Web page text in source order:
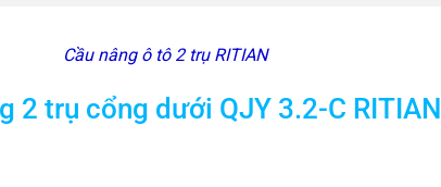
Cầu nâng ô tô 2 trụ RITIAN
2 trụ cổng dưới QJY 3.2-C RITIAN